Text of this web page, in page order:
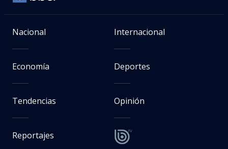
Nacional Internacional
Economía Deportes
Tendencias Opinión
Reportajes